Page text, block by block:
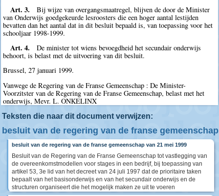
Art. 3.
Bij wijze van overgangsmaatregel, blijven de door de Minister
van Onderwijs goedgekeurde lesroosters die een hoger aantal lestijden
bevatten dan het aantal dat in dit besluit bepaald is, van toepassing voor het
schooljaar 1998-1999.
Art. 4.
De minister tot wiens bevoegdheid het secundair onderwijs
behoort, is belast met de uitvoering van dit besluit.
Brussel, 27 januari 1999.
Vanwege de Regering van de Franse Gemeenschap : De Minister-
Voorzitster van de Regering van de Franse Gemeenschap, belast met het
onderwijs, Mevr. L. ONKELINX
Teksten die naar dit document verwijzen:
besluit van de regering van de franse gemeenschap
besluit van de regering van de franse gemeenschap van 21 mei 1999
Besluit van de Regering van de Franse Gemeenschap tot vastlegging van
de overeenkomstmodellen voor stages in een bedrijf, bij toepassing van
artikel 53, 3e lid van het decreet van 24 juli 1997 dat de prioritaire taken
bepaalt van het basisonderwijs en van het secundair onderwijs en de
structuren organiseert die het mogelijk maken ze uit te voeren